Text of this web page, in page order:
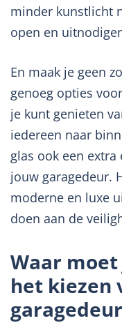
minder kunstlicht
open en
En maak je geen
genoeg opties
je kunt genieten
iedereen naar
glas ook een
jouw garagedeur.
moderne en luxe
doen aan de
Waar
het kiezen